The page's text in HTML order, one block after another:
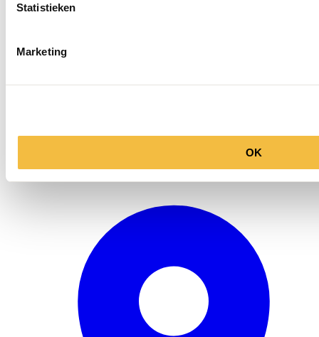
Statistieken
Marketing
OK
Openingstijden